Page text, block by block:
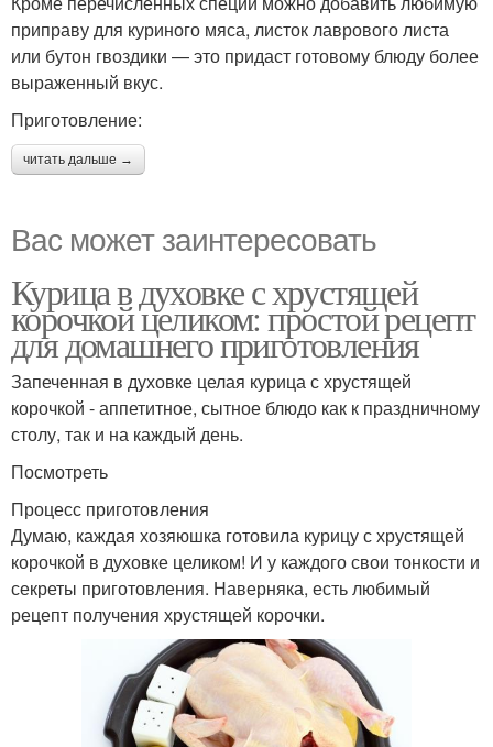
приправу для куриного мяса, листок лаврового листа
или бутон гвоздики — это придаст готовому блюду более
выраженный вкус.
Приготовление:
читать дальше →
Вас может заинтересовать
Курица в духовке с хрустящей
корочкой целиком: простой рецепт
для домашнего приготовления
Запеченная в духовке целая курица с хрустящей
корочкой - аппетитное, сытное блюдо как к праздничному
столу, так и на каждый день.
Посмотреть
Процесс приготовления
Думаю, каждая хозяюшка готовила курицу с хрустящей
корочкой в духовке целиком! И у каждого свои тонкости и
секреты приготовления. Наверняка, есть любимый
рецепт получения хрустящей корочки.